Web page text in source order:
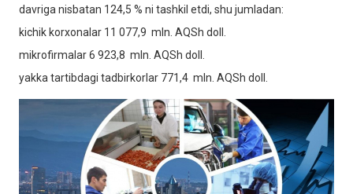
davriga nisbatan 124,5 % ni tashkil etdi, shu jumladan:
kichik korxonalar 11 077,9 mln. AQSh doll.
mikrofirmalar 6 923,8 mln. AQSh doll.
yakka tartibdagi tadbirkorlar 771,4 mln. AQSh doll.